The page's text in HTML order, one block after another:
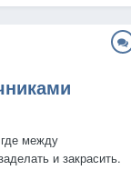
между
и закрасить.